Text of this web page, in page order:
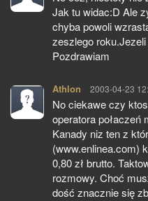
Jak tu widac:D Ale
chyba powoli
zeszlego
Pozdrawiam
Athlon pisze:
2003-04-23
No ciekawe czy
operatora połaczeń
Kanady niz ten z
(www.enlinea.com)
0,80 zł brutto.
rozmowy. Choć
dość znacznie się